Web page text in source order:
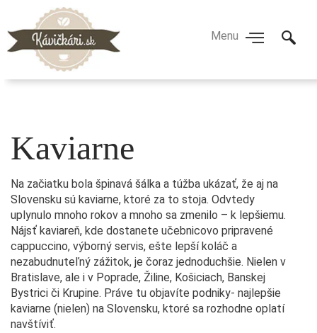
Kaviarne
Na začiatku bola špinavá šálka a túžba ukázať, že aj na
Slovensku sú kaviarne, ktoré za to stoja. Odvtedy
uplynulo mnoho rokov a mnoho sa zmenilo – k lepšiemu.
Nájsť kaviareň, kde dostanete učebnicovo pripravené
cappuccino, výborný servis, ešte lepší koláč a
nezabudnuteľný zážitok, je čoraz jednoduchšie. Nielen v
Bratislave, ale i v Poprade, Žiline, Košiciach, Banskej
Bystrici či Krupine. Práve tu objavíte podniky- najlepšie
kaviarne (nielen) na Slovensku, ktoré sa rozhodne oplatí
navštíviť.